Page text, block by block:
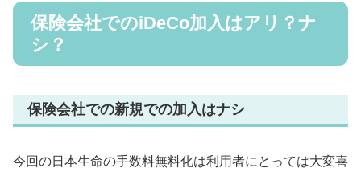
保険会社でのiDeCo加入はアリ？ナ
シ？
保険会社での新規での加入はナシ
今回の日本生命の手数料無料化は利用者にとっては大変喜